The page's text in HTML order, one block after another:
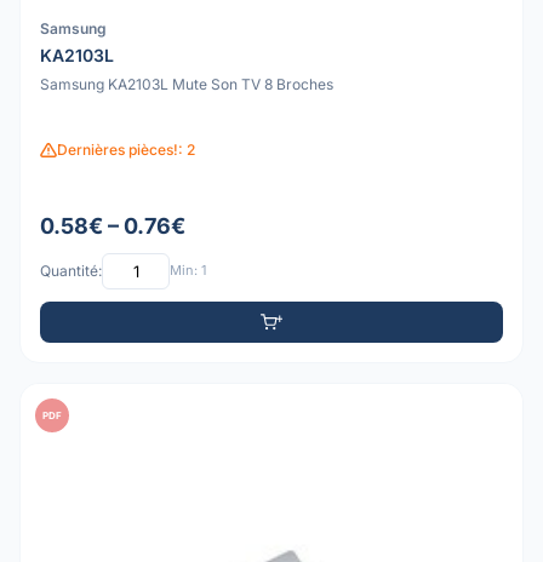
Samsung
KA2103L
Samsung KA2103L Mute Son TV 8 Broches
Dernières pièces!: 2
0.58€ – 0.76€
Quantité: Min: 1
PDF